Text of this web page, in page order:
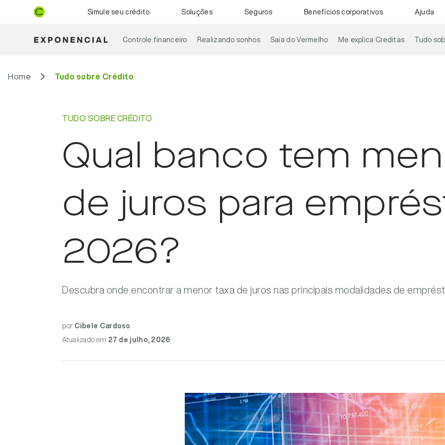
Simule seu crédito Soluções Seguros Benefícios corporativos Ajuda
Controle financeiro Realizando sonhos Saia do Vermelho Me explica Creditas Tudo
Home Tudo sobre Crédito
TUDO SOBRE CRÉDITO
Qual banco tem
de juros para
2026?
Descubra onde encontrar a menor taxa de juros nas principais modalidades de
por Cibele Cardoso
Atualizado em 27 de julho, 2026